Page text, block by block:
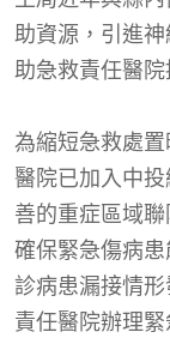
助資源，引進
助急救責任醫
為縮短急救處
醫院已加入中
善的重症區域
確保緊急傷病
診病患漏接情
責任醫院辦理